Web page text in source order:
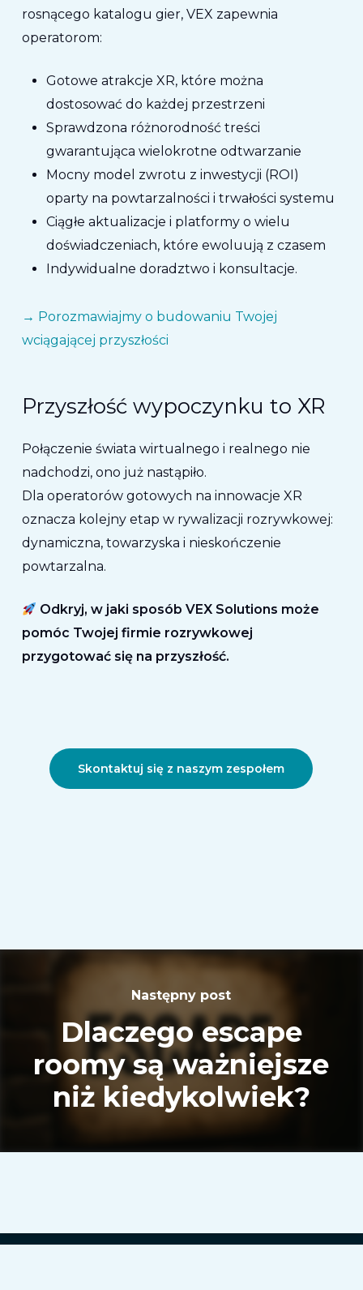
rosnącego katalogu gier, VEX zapewnia
operatorom:
Gotowe atrakcje XR, które można
dostosować do każdej przestrzeni
Sprawdzona różnorodność treści
gwarantująca wielokrotne odtwarzanie
Mocny model zwrotu z inwestycji (ROI)
oparty na powtarzalności i trwałości systemu
Ciągłe aktualizacje i platformy o wielu
doświadczeniach, które ewoluują z czasem
Indywidualne doradztwo i konsultacje.
→ Porozmawiajmy o budowaniu Twojej
wciągającej przyszłości
Przyszłość wypoczynku to XR
Połączenie świata wirtualnego i realnego nie
nadchodzi, ono już nastąpiło.
Dla operatorów gotowych na innowacje XR
oznacza kolejny etap w rywalizacji rozrywkowej:
dynamiczna, towarzyska i nieskończenie
powtarzalna.
Odkryj, w jaki sposób VEX Solutions może
pomóc Twojej firmie rozrywkowej
przygotować się na przyszłość.
Skontaktuj się z naszym zespołem
Następny post
Dlaczego escape
roomy są ważniejsze
niż kiedykolwiek?